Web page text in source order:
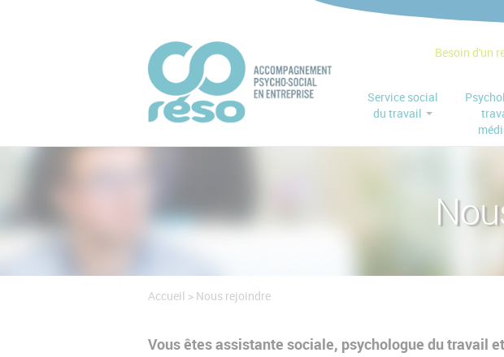
Besoin d'un
Service social
du travail
Accueil > Nous rejoindre
Vous êtes assistante sociale, psychologue du travail